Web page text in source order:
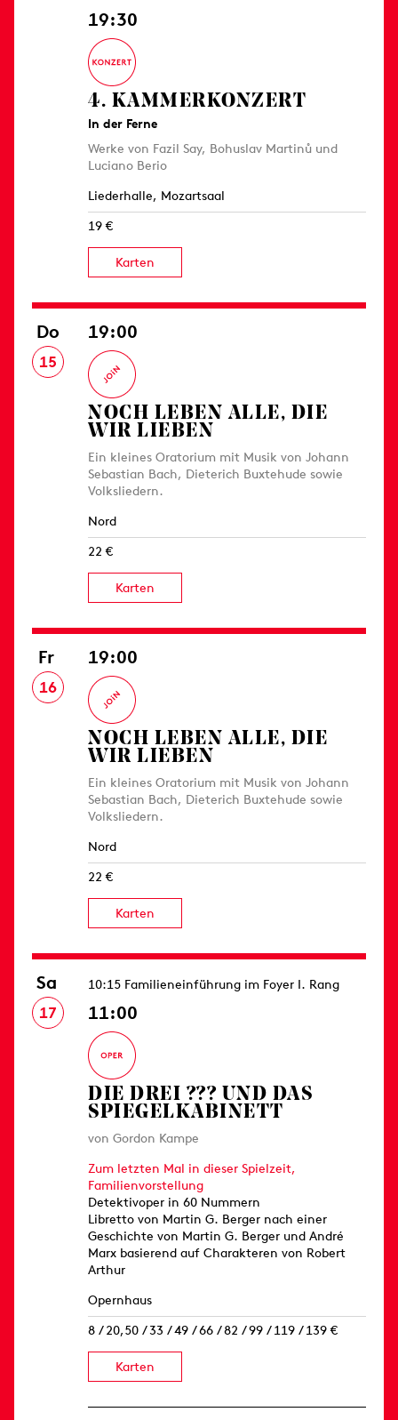
19:30
4. KAMMER­KONZERT
In der Ferne
Werke von Fazil Say, Bohuslav Martinů und
Luciano Berio
Liederhalle, Mozartsaal
19 €
Karten
Do
15
19:00
NOCH LEBEN ALLE, DIE
WIR LIEBEN
Ein kleines Oratorium mit Musik von Johann
Sebastian Bach, Dieterich Buxtehude sowie
Volksliedern.
Nord
22 €
Karten
Fr
16
19:00
NOCH LEBEN ALLE, DIE
WIR LIEBEN
Ein kleines Oratorium mit Musik von Johann
Sebastian Bach, Dieterich Buxtehude sowie
Volksliedern.
Nord
22 €
Karten
Sa
17
10:15 Familieneinführung im Foyer I. Rang
11:00
DIE DREI ??? UND DAS
SPIEGELKABINETT
von Gordon Kampe
Zum letzten Mal in dieser Spielzeit,
Familienvorstellung
Detektivoper in 60 Nummern
Libretto von Martin G. Berger nach einer
Geschichte von Martin G. Berger und André
Marx basierend auf Charakteren von Robert
Arthur
Opernhaus
8 / 20,50 / 33 / 49 / 66 / 82 / 99 / 119 / 139 €
Karten